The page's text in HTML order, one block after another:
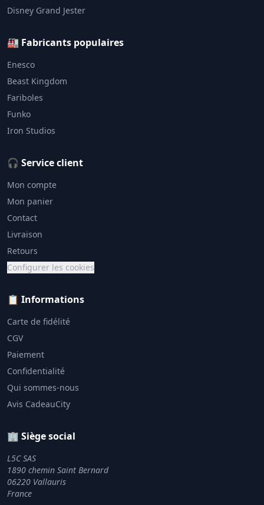
Disney Grand Jester
🏭 Fabricants populaires
Enesco
Beast Kingdom
Fariboles
Funko
Iron Studios
🎧 Service client
Mon compte
Mon panier
Contact
Livraison
Retours
Configurer les cookies
📋 Informations
Carte de fidélité
CGV
Paiement
Confidentialité
Qui sommes-nous
Avis CadeauCity
🏢 Siège social
L5C SAS
1890 chemin Saint Bernard
06220 Vallauris
France